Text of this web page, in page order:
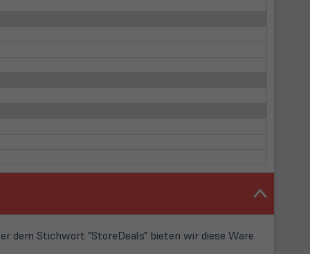
dem Stichwort "StoreDeals" bieten wir diese Ware